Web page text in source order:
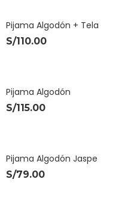
Pijama Algodón + Tela
S/110.00
Pijama Algodón
S/115.00
Pijama Algodón Jaspe
S/79.00